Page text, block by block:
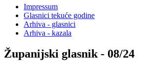
Impressum
Glasnici tekuće godine
Arhiva - glasnici
Arhiva - kazala
Županijski glasnik - 08/24